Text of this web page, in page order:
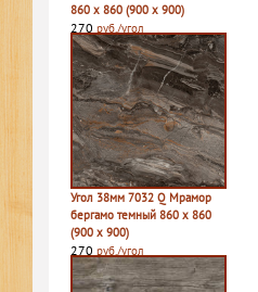
860 х 860 (900 х 900)
270 руб./угол
Угол 38мм 7032 Q Мрамор
бергамо темный 860 х 860
(900 х 900)
270 руб./угол